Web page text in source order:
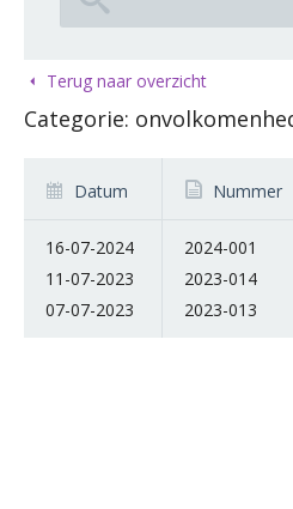
Terug naar overzicht
Categorie:
Datum Nummer
16-07-2024 2024-001
11-07-2023
2023-014
07-07-2023
2023-013